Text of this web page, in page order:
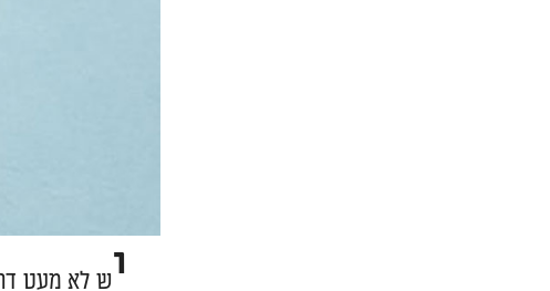
יש לא מעט